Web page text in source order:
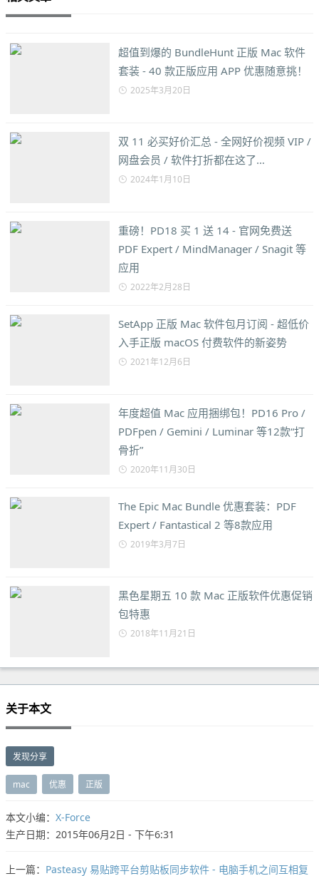
超值到爆的 BundleHunt 正版 Mac 软件
套装 - 40 款正版应用 APP 优惠随意挑！
2025年3月20日
双 11 必买好价汇总 - 全网好价视频 VIP /
网盘会员 / 软件打折都在这了…
2024年1月10日
重磅！PD18 买 1 送 14 - 官网免费送
PDF Expert / MindManager / Snagit 等
应用
2022年2月28日
SetApp 正版 Mac 软件包月订阅 - 超低价
入手正版 macOS 付费软件的新姿势
2021年12月6日
年度超值 Mac 应用捆绑包！PD16 Pro /
PDFpen / Gemini / Luminar 等12款“打
骨折”
2020年11月30日
The Epic Mac Bundle 优惠套装：PDF
Expert / Fantastical 2 等8款应用
2019年3月7日
黑色星期五 10 款 Mac 正版软件优惠促销
包特惠
2018年11月21日
关于本文
发现分享
mac 优惠 正版
本文小编： X-Force
生产日期：2015年06月2日 - 下午6:31
上一篇： Pasteasy 易贴跨平台剪贴板同步软件 - 电脑手机之间互相复